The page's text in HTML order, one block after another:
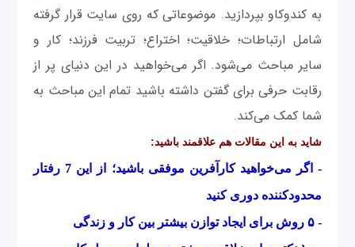
به کندوکاو بپردازید. موضوعاتی که روی سایت قرار گرفته
شامل ارتباطات؛ خلاقیت؛ اختراع؛ تربیت فرزند؛ کار و
سایر مباحث می‌شود. اگر می‌خواهید در این دنیای پر از
رقابت حرفی برای گفتن داشته باشید تمام این مباحث به
شما کمک می‌کند.
شاید به این مقالات هم علاقمند باشید:
-
اگر می‌خواهید کارآفرین موفقی باشید؛ از این 7 رفتار
محدودکننده دوری کنید
-۵ روش برای ایجاد توازن بیشتر بین کار و زندگی​